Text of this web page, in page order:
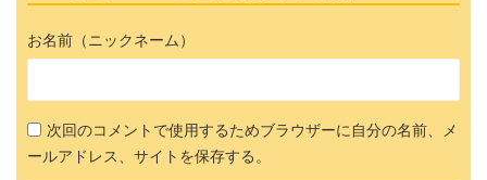
お名前（ニックネーム）
次回のコメントで使用するためブラウザーに自分の名前、メ
ールアドレス、サイトを保存する。